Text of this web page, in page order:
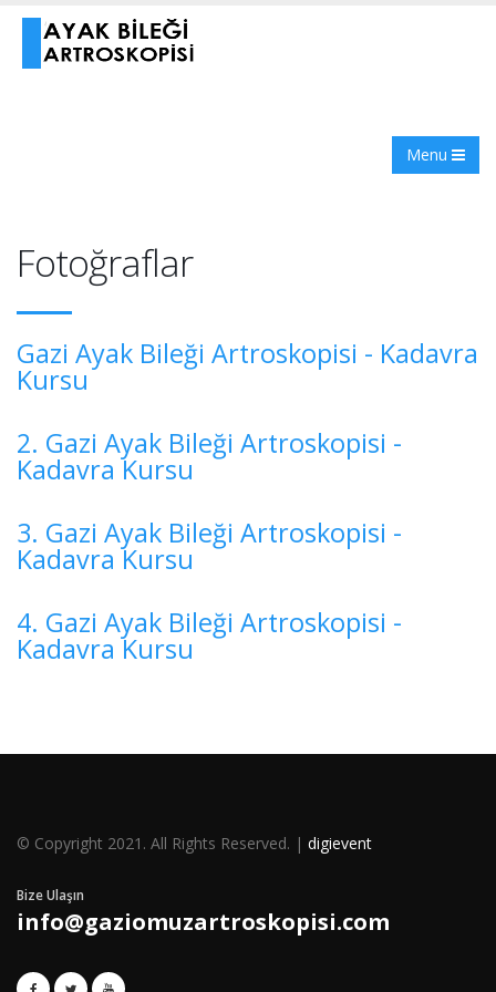
Menu
Fotoğraflar
Gazi Ayak Bileği Artroskopisi - Kadavra
Kursu
2. Gazi Ayak Bileği Artroskopisi -
Kadavra Kursu
3. Gazi Ayak Bileği Artroskopisi -
Kadavra Kursu
4. Gazi Ayak Bileği Artroskopisi -
Kadavra Kursu
© Copyright 2021. All Rights Reserved. | digievent
Bize Ulaşın
info@gaziomuzartroskopisi.com